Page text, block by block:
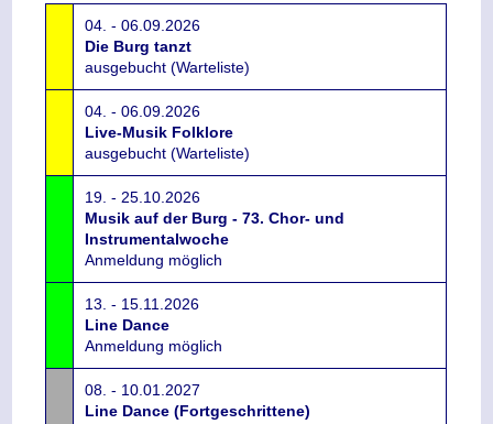
04. - 06.09.2026
Die Burg tanzt
ausgebucht (Warteliste)
04. - 06.09.2026
Live-Musik Folklore
ausgebucht (Warteliste)
19. - 25.10.2026
Musik auf der Burg - 73. Chor- und
Instrumentalwoche
Anmeldung möglich
13. - 15.11.2026
Line Dance
Anmeldung möglich
08. - 10.01.2027
Line Dance (Fortgeschrittene)